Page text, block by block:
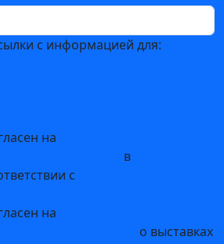
с информацией для:
на
в
с
на
о выставках